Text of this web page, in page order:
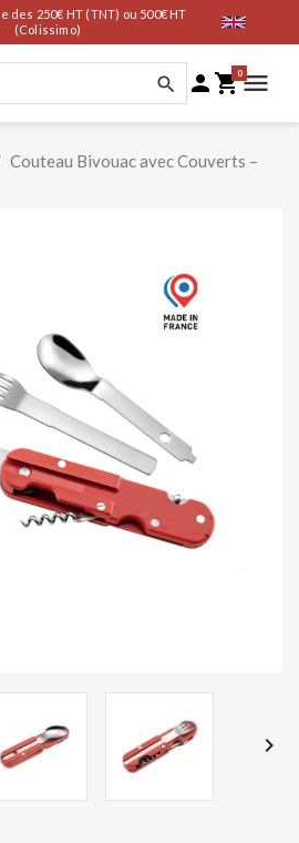
des 250€ HT (TNT) ou 500€ HT
(Colissimo)
  0
Couteau Bivouac avec Couverts –
